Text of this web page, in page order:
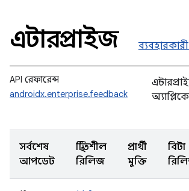
এন্টারপ্রাইজ
API রেফারেন্স
androidx.enterprise.feedback
সর্বশেষ
আপডেট
স্থিতিশীল
রিলিজ
প্রার্থী
মুক্তি
বিটা